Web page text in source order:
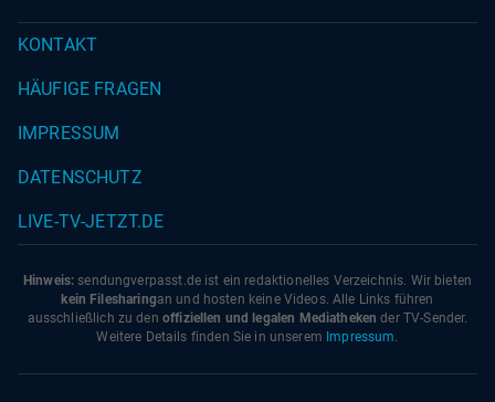
KONTAKT
HÄUFIGE FRAGEN
IMPRESSUM
DATENSCHUTZ
LIVE-TV-JETZT.DE
Hinweis: sendungverpasst.de ist ein redaktionelles Verzeichnis. Wir bieten
kein Filesharingan und hosten keine Videos. Alle Links führen
ausschließlich zu den offiziellen und legalen Mediatheken der TV-Sender.
Weitere Details finden Sie in unserem Impressum.